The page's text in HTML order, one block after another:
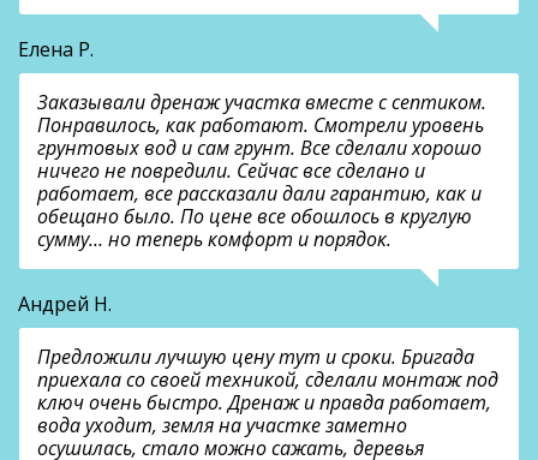
Елена Р.
Заказывали дренаж участка вместе с септиком.
Понравилось, как работают. Смотрели уровень
грунтовых вод и сам грунт. Все сделали хорошо
ничего не повредили. Сейчас все сделано и
работает, все рассказали дали гарантию, как и
обещано было. По цене все обошлось в круглую
сумму… но теперь комфорт и порядок.
Андрей Н.
Предложили лучшую цену тут и сроки. Бригада
приехала со своей техникой, сделали монтаж под
ключ очень быстро. Дренаж и правда работает,
вода уходит, земля на участке заметно
осушилась, стало можно сажать, деревья